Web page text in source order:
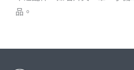
品。